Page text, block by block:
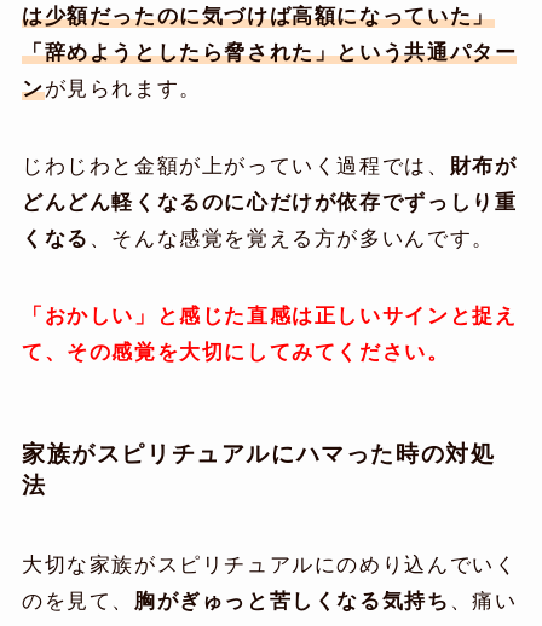
は少額だったのに気づけば高額になっていた」
「辞めようとしたら脅された」という共通パター
ンが見られます。
じわじわと金額が上がっていく過程では、 財布が
どんどん軽くなるのに心だけが依存でずっしり重
くなる 、そんな感覚を覚える方が多いんです。
「おかしい」と感じた直感は正しいサインと捉え
て、その感覚を大切にしてみてください。
家族がスピリチュアルにハマった時の対処
法
大切な家族がスピリチュアルにのめり込んでいく
のを見て、 胸がぎゅっと苦しくなる気持ち 、痛い